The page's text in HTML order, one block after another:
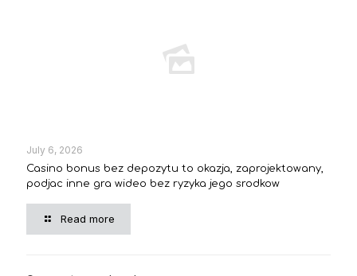
July 6, 2026
Casino bonus bez depozytu to okazja, zaprojektowany,
podjac inne gra wideo bez ryzyka jego srodkow
Read more